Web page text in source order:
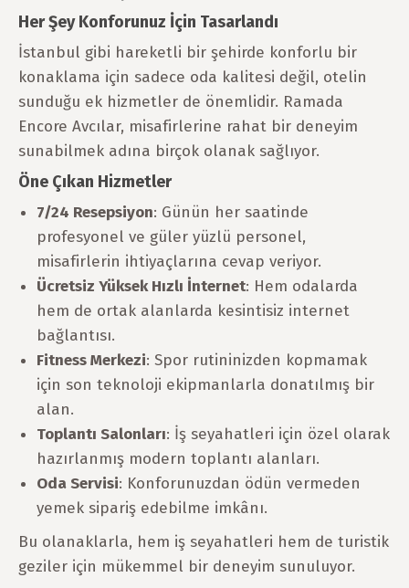
Her Şey Konforunuz İçin Tasarlandı
İstanbul gibi hareketli bir şehirde konforlu bir
konaklama için sadece oda kalitesi değil, otelin
sunduğu ek hizmetler de önemlidir. Ramada
Encore Avcılar, misafirlerine rahat bir deneyim
sunabilmek adına birçok olanak sağlıyor.
Öne Çıkan Hizmetler
7/24 Resepsiyon: Günün her saatinde
profesyonel ve güler yüzlü personel,
misafirlerin ihtiyaçlarına cevap veriyor.
Ücretsiz Yüksek Hızlı İnternet: Hem odalarda
hem de ortak alanlarda kesintisiz internet
bağlantısı.
Fitness Merkezi: Spor rutininizden kopmamak
için son teknoloji ekipmanlarla donatılmış bir
alan.
Toplantı Salonları: İş seyahatleri için özel olarak
hazırlanmış modern toplantı alanları.
Oda Servisi: Konforunuzdan ödün vermeden
yemek sipariş edebilme imkânı.
Bu olanaklarla, hem iş seyahatleri hem de turistik
geziler için mükemmel bir deneyim sunuluyor.